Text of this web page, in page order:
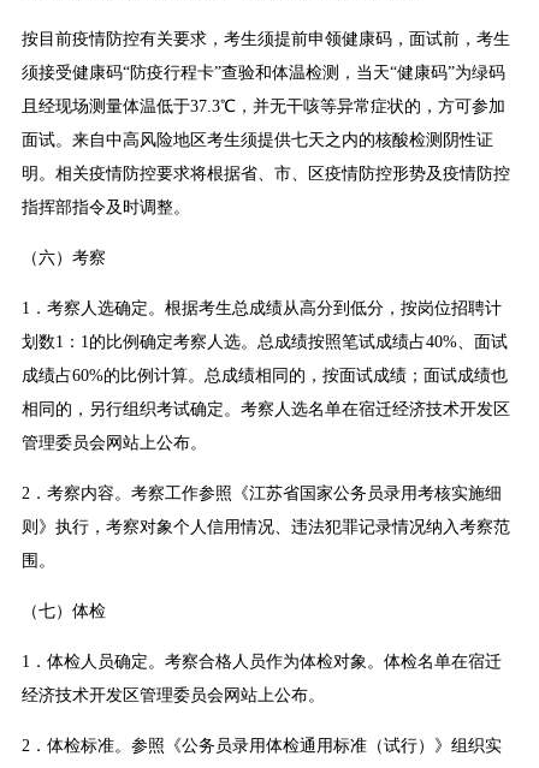
按目前疫情防控有关要求，考生须提前申领健康码，面试前，考生
须接受健康码“防疫行程卡”查验和体温检测，当天“健康码”为绿码
且经现场测量体温低于37.3℃，并无干咳等异常症状的，方可参加
面试。来自中高风险地区考生须提供七天之内的核酸检测阴性证
明。相关疫情防控要求将根据省、市、区疫情防控形势及疫情防控
指挥部指令及时调整。
（六）考察
1．考察人选确定。根据考生总成绩从高分到低分，按岗位招聘计
划数1：1的比例确定考察人选。总成绩按照笔试成绩占40%、面试
成绩占60%的比例计算。总成绩相同的，按面试成绩；面试成绩也
相同的，另行组织考试确定。考察人选名单在宿迁经济技术开发区
管理委员会网站上公布。
2．考察内容。考察工作参照《江苏省国家公务员录用考核实施细
则》执行，考察对象个人信用情况、违法犯罪记录情况纳入考察范
围。
（七）体检
1．体检人员确定。考察合格人员作为体检对象。体检名单在宿迁
经济技术开发区管理委员会网站上公布。
2．体检标准。参照《公务员录用体检通用标准（试行）》组织实